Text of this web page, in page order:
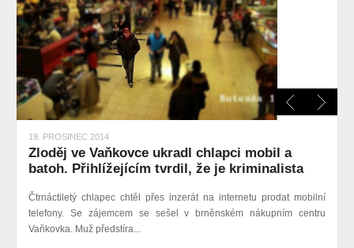
19. PROSINEC 2014
Zloděj ve Vaňkovce ukradl chlapci mobil a
batoh. Přihlížejícím tvrdil, že je kriminalista
Čtrnáctiletý chlapec chtěl přes inzerát na internetu prodat mobilní
telefony. Se zájemcem se sešel v brněnském nákupním centru
Vaňkovka. Muž předstíra...